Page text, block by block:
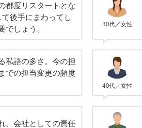
都度リスタートとな
後手にまわってし
でしょう。
30代／女性
私語の多さ。今の担
での担当変更の頻度
40代／女性
、会社としての責任